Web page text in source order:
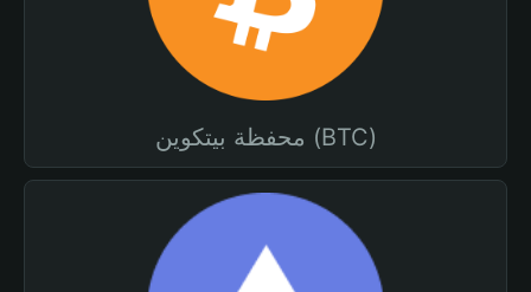
محفظة بيتكوين (BTC)